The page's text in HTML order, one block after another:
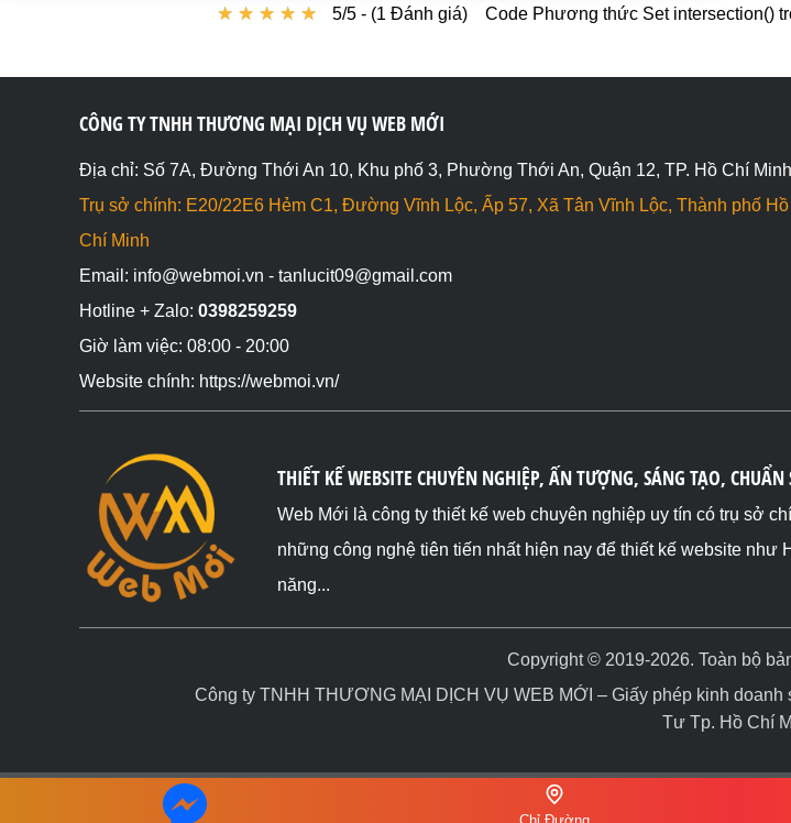
Code Phương thức Set intersection()
★ ★ ★ ★ ★
★ ★ ★ ★ ★ 5/5 - (1 Đánh giá)
CÔNG TY TNHH THƯƠNG MẠI DỊCH VỤ WEB MỚI
Địa chỉ: Số 7A, Đường Thới An 10, Khu phố 3, Phường Thới An, Quận 12, TP. Hồ Chí Minh
Trụ sở chính: E20/22E6 Hẻm C1, Đường Vĩnh Lộc, Ấp 57, Xã Tân Vĩnh Lộc, Thành phố Hồ
Chí Minh
Email: info@webmoi.vn - tanlucit09@gmail.com
Hotline + Zalo: 0398259259
Giờ làm việc: 08:00 - 20:00
Website chính: https://webmoi.vn/
THIẾT KẾ WEBSITE CHUYÊN NGHIỆP, ẤN TƯỢNG, SÁNG TẠO, CHUẨN
Web Mới là công ty thiết kế web chuyên nghiệp uy tín có trụ sở
những công nghệ tiên tiến nhất hiện nay để thiết kế website
năng...
Copyright © 2019-2026. Toàn bộ
Công ty TNHH THƯƠNG MẠI DỊCH VỤ WEB MỚI – Giấy phép kinh
Tư Tp. Hồ Chí